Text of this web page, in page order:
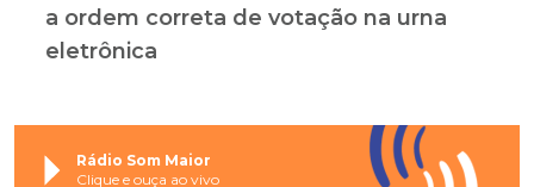
a ordem correta de votação na urna
eletrônica
Rádio Som Maior
Clique e ouça ao vivo